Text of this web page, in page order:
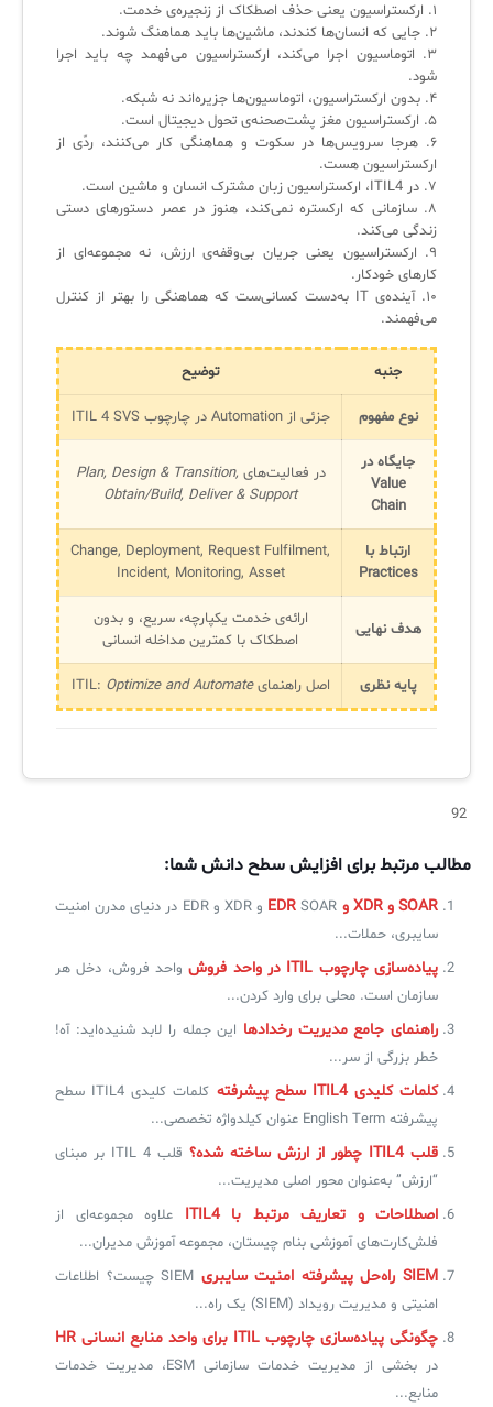
۱. ارکستراسیون یعنی حذف اصطکاک از زنجیره‌ی خدمت.
۲. جایی که انسان‌ها کندند، ماشین‌ها باید هماهنگ شوند.
۳. اتوماسیون اجرا می‌کند، ارکستراسیون می‌فهمد چه باید اجرا
شود.
۴. بدون ارکستراسیون، اتوماسیون‌ها جزیره‌اند نه شبکه.
۵. ارکستراسیون مغز پشت‌صحنه‌ی تحول دیجیتال است.
۶. هرجا سرویس‌ها در سکوت و هماهنگی کار می‌کنند، ردّی از
ارکستراسیون هست.
۷. در ITIL4، ارکستراسیون زبان مشترک انسان و ماشین است.
۸. سازمانی که ارکستره نمی‌کند، هنوز در عصر دستورهای دستی
زندگی می‌کند.
۹. ارکستراسیون یعنی جریان بی‌وقفه‌ی ارزش، نه مجموعه‌ای از
کارهای خودکار.
۱۰. آینده‌ی IT به‌دست کسانی‌ست که هماهنگی را بهتر از کنترل
می‌فهمند.
جنبه توضیح
نوع مفهوم جزئی از Automation در چارچوب ITIL 4 SVS
جایگاه در
Value
Chain
در فعالیت‌های Plan, Design & Transition,
Obtain/Build, Deliver & Support
ارتباط با
Practices
Change, Deployment, Request Fulfilment,
Incident, Monitoring, Asset
هدف نهایی
ارائه‌ی خدمت یکپارچه، سریع، و بدون
اصطکاک با کمترین مداخله انسانی
پایه نظری اصل راهنمای ITIL:Optimize and Automate
92
مطالب مرتبط برای افزایش سطح دانش شما:
SOAR و XDR و EDR
SOAR و XDR و EDR در دنیای مدرن امنیت
سایبری، حملات...
پیاده‌سازی چارچوب ITIL در واحد فروش
واحد فروش، دخل هر
سازمان است. محلی برای وارد کردن...
راهنمای جامع مدیریت رخدادها این جمله را لابد شنیده‌اید: آه!
خطر بزرگی از سر...
کلمات کلیدی ITIL4 سطح پیشرفته
کلمات کلیدی ITIL4 سطح
پیشرفته English Term عنوان کیلدواژه تخصصی...
قلب ITIL4 چطور از ارزش ساخته شده؟
قلب ITIL 4 بر مبنای
“ارزش” به‌عنوان محور اصلی مدیریت...
اصطلاحات و تعاریف مرتبط با ITIL4
علاوه مجموعه‌ای از
فلش‌کارت‌های آموزشی بنام چیستان، مجموعه‌ آموزش مدیران...
SIEM راه‌حل پیشرفته امنیت سایبری
SIEM چیست؟ اطلاعات
امنیتی و مدیریت رویداد (SIEM) یک راه...
چگونگی پیاده‌سازی چارچوب ITIL‌ برای واحد منابع انسانی HR
در بخشی از مدیریت خدمات سازمانی ESM، مدیریت خدمات
منابع...